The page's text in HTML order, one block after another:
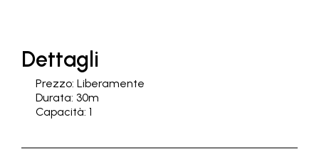
Dettagli
Prezzo: Liberamente
Durata: 30m
Capacità: 1